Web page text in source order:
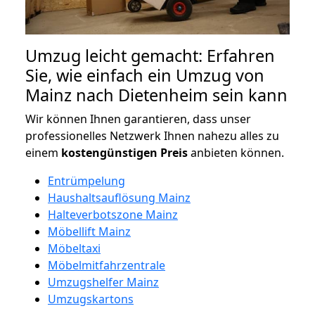
Umzug leicht gemacht: Erfahren
Sie, wie einfach ein Umzug von
Mainz nach Dietenheim sein kann
Wir können Ihnen garantieren, dass unser
professionelles Netzwerk Ihnen nahezu alles zu
einem kostengünstigen Preisanbieten können.
Entrümpelung
Haushaltsauflösung Mainz
Halteverbotszone Mainz
Möbellift Mainz
Möbeltaxi
Möbelmitfahrzentrale
Umzugshelfer Mainz
Umzugskartons